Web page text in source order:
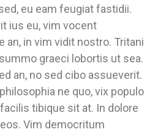
eu eam feugiat fastidii.
ius eu, vim vocent
an, in vim vidit nostro. Tritani
graeci lobortis ut sea.
an, no sed cibo assueverit.
ne quo, vix populo
tibique sit at. In dolore
Vim democritum